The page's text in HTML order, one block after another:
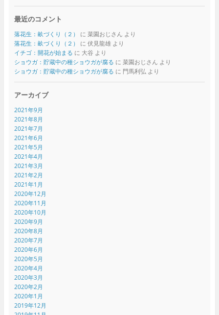
最近のコメント
落花生：畝づくり（２） に 菜園おじさん より
落花生：畝づくり（２）
に 伏見龍雄より
イチゴ：開花が始まる に 大谷 より
ショウガ：貯蔵中の種ショウガが腐る に 菜園おじさん より
ショウガ：貯蔵中の種ショウガが腐る に 門馬利弘 より
アーカイブ
2021年9月
2021年8月
2021年7月
2021年6月
2021年5月
2021年4月
2021年3月
2021年2月
2021年1月
2020年12月
2020年11月
2020年10月
2020年9月
2020年8月
2020年7月
2020年6月
2020年5月
2020年4月
2020年3月
2020年2月
2020年1月
2019年12月